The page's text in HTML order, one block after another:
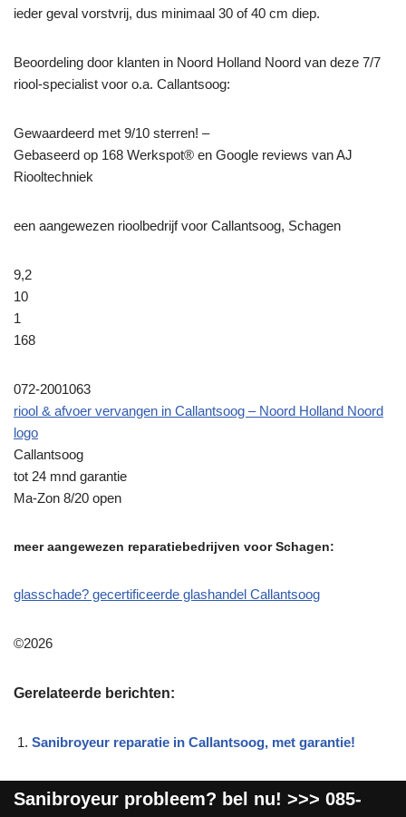
ieder geval vorstvrij, dus minimaal 30 of 40 cm diep.
Beoordeling door klanten in Noord Holland Noord van deze 7/7
riool-specialist voor o.a. Callantsoog:
Gewaardeerd met 9/10 sterren! –
Gebaseerd op 168 Werkspot® en Google reviews van AJ
Riooltechniek
een aangewezen rioolbedrijf voor Callantsoog, Schagen
9,2
10
1
168
072-2001063
riool & afvoer vervangen in Callantsoog – Noord Holland Noord
logo
Callantsoog
tot 24 mnd garantie
Ma-Zon 8/20 open
meer aangewezen reparatiebedrijven voor Schagen:
glasschade? gecertificeerde glashandel Callantsoog
©2026
Gerelateerde berichten:
Sanibroyeur reparatie in Callantsoog, met garantie!
Sanibroyeur probleem? bel nu! >>> 085-